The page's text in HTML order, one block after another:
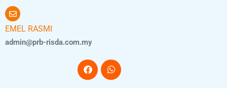
EMEL RASMI
admin@prb-risda.com.my